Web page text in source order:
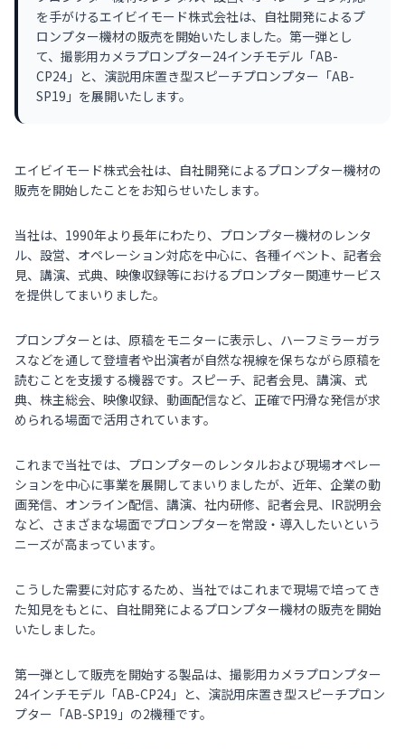
を手がけるエイビイモード株式会社は、自社開発によるプ
ロンプター機材の販売を開始いたしました。第一弾とし
て、撮影用カメラプロンプター24インチモデル「AB-
CP24」と、演説用床置き型スピーチプロンプター「AB-
SP19」を展開いたします。
エイビイモード株式会社は、自社開発によるプロンプター機材の
販売を開始したことをお知らせいたします。
当社は、1990年より長年にわたり、プロンプター機材のレンタ
ル、設営、オペレーション対応を中心に、各種イベント、記者会
見、講演、式典、映像収録等におけるプロンプター関連サービス
を提供してまいりました。
プロンプターとは、原稿をモニターに表示し、ハーフミラーガラ
スなどを通して登壇者や出演者が自然な視線を保ちながら原稿を
読むことを支援する機器です。スピーチ、記者会見、講演、式
典、株主総会、映像収録、動画配信など、正確で円滑な発信が求
められる場面で活用されています。
これまで当社では、プロンプターのレンタルおよび現場オペレー
ションを中心に事業を展開してまいりましたが、近年、企業の動
画発信、オンライン配信、講演、社内研修、記者会見、IR説明会
など、さまざまな場面でプロンプターを常設・導入したいという
ニーズが高まっています。
こうした需要に対応するため、当社ではこれまで現場で培ってき
た知見をもとに、自社開発によるプロンプター機材の販売を開始
いたしました。
第一弾として販売を開始する製品は、撮影用カメラプロンプター
24インチモデル「AB-CP24」と、演説用床置き型スピーチプロン
プター「AB-SP19」の2機種です。